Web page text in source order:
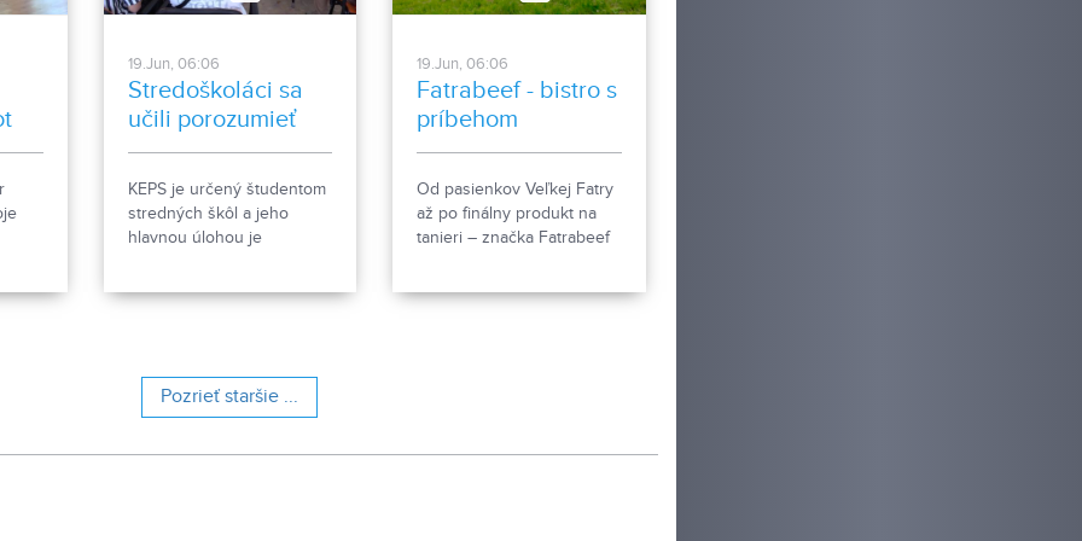
26.
19.Jun, 06:06
Stredoškoláci sa
učili porozumieť
ekonomickým
princípom
KEPS je určený študentom
stredných škôl a jeho
hlavnou úlohou je
pravidelne počas10
mesiacov už jeho 3. ročník.
19.Jun, 06:06
Fatrabeef - bistro s
príbehom
Od pasienkov Veľkej Fatry
až po finálny produkt na
tanieri – značka Fatrabeef
Pozrieť staršie ...